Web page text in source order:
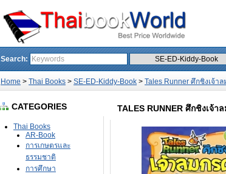
Search:
Home > Thai Books > SE-ED-Kiddy-Book > Tales Runner ศึกชิงเจ้า
CATEGORIES
Thai Books
AR-Book
การเกษตรและ
ธรรมชาติ
การศึกษา
TALES RUNNER ศึกชิงเจ้